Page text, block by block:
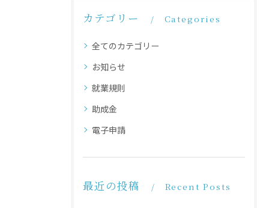
カテゴリー Categories
全てのカテゴリー
お知らせ
就業規則
助成金
電子申請
最近の投稿 Recent Posts